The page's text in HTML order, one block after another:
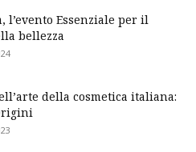
l’evento Essenziale per il
bellezza
della cosmetica italiana: